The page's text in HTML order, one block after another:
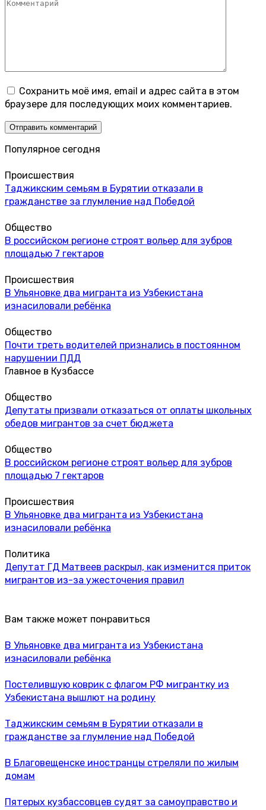
Сохранить моё имя, email и адрес сайта в этом
браузере для последующих моих комментариев.
Популярное сегодня
Происшествия
Таджикским семьям в Бурятии отказали в
гражданстве за глумление над Победой
Общество
В российском регионе строят вольер для зубров
площадью 7 гектаров
Происшествия
В Ульяновке два мигранта из Узбекистана
изнасиловали ребёнка
Общество
Почти треть водителей признались в постоянном
нарушении ПДД
Главное в Кузбассе
Общество
Депутаты призвали отказаться от оплаты школьных
обедов мигрантов за счет бюджета
Общество
В российском регионе строят вольер для зубров
площадью 7 гектаров
Происшествия
В Ульяновке два мигранта из Узбекистана
изнасиловали ребёнка
Политика
Депутат ГД Матвеев раскрыл, как изменится приток
мигрантов из-за ужесточения правил
Вам также может понравиться
В Ульяновке два мигранта из Узбекистана
изнасиловали ребёнка
Постелившую коврик с флагом РФ мигрантку из
Узбекистана вышлют на родину
Таджикским семьям в Бурятии отказали в
гражданстве за глумление над Победой
В Благовещенске иностранцы стреляли по жилым
домам
Пятерых кузбассовцев судят за самоуправство и